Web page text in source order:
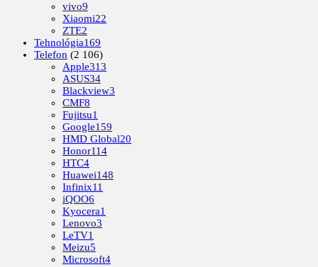
vivo9
Xiaomi22
ZTE2
Tehnológia169
Telefon (2 106)
Apple313
ASUS34
Blackview3
CMF8
Fujitsu1
Google159
HMD Global20
Honor114
HTC4
Huawei148
Infinix11
iQOO6
Kyocera1
Lenovo3
LeTV1
Meizu5
Microsoft4